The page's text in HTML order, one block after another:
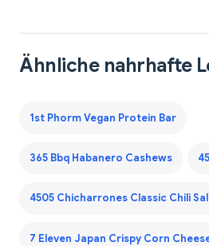
Ähnliche nahrhafte
1st Phorm Vegan Protein Bar
365 Bbq Habanero Cashews
4505 Chicharrones Classic Chili
7 Eleven Japan Crispy Corn